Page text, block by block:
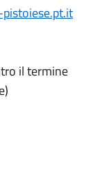
il termine